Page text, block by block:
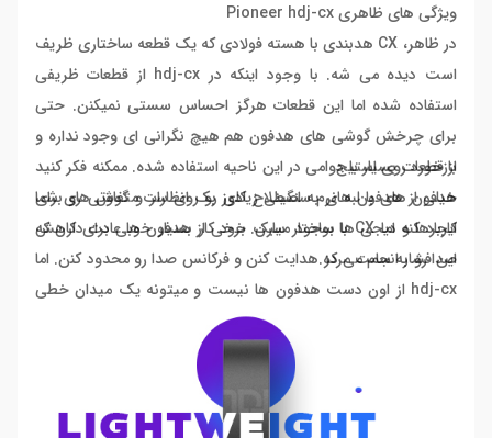
ویژگی های ظاهریPioneer hdj-cx
در ظاهر، CX هدبندی با هسته فولادی که یک قطعه ساختاری ظریف
است دیده می شه. با وجود اینکه در hdj-cx از قطعات ظریفی
استفاده شده اما این قطعات هرگز احساس سستی نمیکنن. حتی
برای چرخش گوشی های هدفون هم هیچ نگرانی ای وجود نداره و
از قطعات بسیار با دوامی در این ناحیه استفاده شده. ممکنه فکر کنید
هدفون های با لبه نرم سنگینی زیادی رو روی سر و گوش های شما
ایجاد کنه اما CX با ساختار سبک خود کار بسیار خوبی برای کاهش
این فشار انجام می ده.
بازخورد روی استیج
خیلی از هدفون های به اصطلاح کلوز بک انظارات متفاوتی رو برای
کاربرها و دیجی ها بوجود میارن. برخی از هدفون ها عادت دارن که
صدا رو به سمت مرکز هدایت کنن و فرکانس صدا رو محدود کنن. اما
hdj-cx از اون دست هدفون ها نیست و میتونه یک میدان خطی
استریو رو ارائه بده و دقت تحسین برانگیزی توی تشخیص کانال
های راست و چپ داره پس میتونه یه مرجع قوی برای شما باشه
برای اینکه بدونی توی ترکیب صدا ها، هر صدا و ترکیب کجا قرار